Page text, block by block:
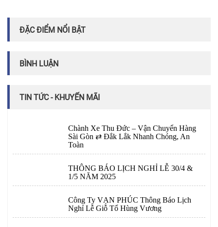
ĐẶC ĐIỂM NỔI BẬT
BÌNH LUẬN
TIN TỨC - KHUYẾN MÃI
Chành Xe Thu Đức – Vận Chuyển Hàng
Sài Gòn ⇄ Đắk Lắk Nhanh Chóng, An
Toàn
THÔNG BÁO LỊCH NGHỈ LỄ 30/4 &
1/5 NĂM 2025
Công Ty VẠN PHÚC Thông Báo Lịch
Nghỉ Lễ Giỗ Tổ Hùng Vương